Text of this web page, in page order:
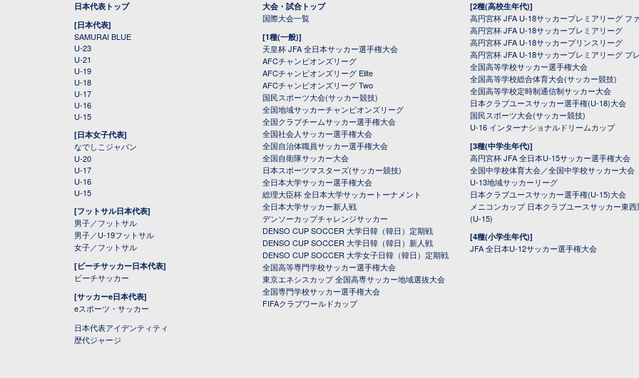
日本代表トップ
[日本代表]
SAMURAI BLUE
U-23
U-21
U-19
U-18
U-17
U-16
U-15
[日本女子代表]
なでしこジャパン
U-20
U-17
U-16
U-15
[フットサル日本代表]
男子／フットサル
男子／U-19フットサル
女子／フットサル
[ビーチサッカー日本代表]
ビーチサッカー
[サッカーe日本代表]
eスポーツ・サッカー
日本代表アイデンティティ
歴代ジャージ
大会・試合トップ
国際大会一覧
[1種(一般)]
天皇杯 JFA 全日本サッカー選手権大会
AFCチャンピオンズリーグ
AFCチャンピオンズリーグ Elite
AFCチャンピオンズリーグ Two
国民スポーツ大会(サッカー競技)
全国地域サッカーチャンピオンズリーグ
全国クラブチームサッカー選手権大会
全国社会人サッカー選手権大会
全国自治体職員サッカー選手権大会
全国自衛隊サッカー大会
日本スポーツマスターズ(サッカー競技)
全日本大学サッカー選手権大会
総理大臣杯 全日本大学サッカートーナメント
全日本大学サッカー新人戦
デンソーカップチャレンジサッカー
DENSO CUP SOCCER 大学日韓（韓日）定期戦
DENSO CUP SOCCER 大学日韓（韓日）新人戦
DENSO CUP SOCCER 大学女子日韓（韓日）定期戦
全国高等専門学校サッカー選手権大会
東京エネシスカップ 全国高専サッカー地域選抜大会
全国専門学校サッカー選手権大会
FIFAクラブワールドカップ
[2種(高校生年代)]
高円宮杯 JFA U-18サッカープレミアリーグ フ
高円宮杯 JFA U-18サッカープレミアリーグ
高円宮杯 JFA U-18サッカープリンスリーグ
高円宮杯 JFA U-18サッカープレミアリーグ プ
全国高等学校サッカー選手権大会
全国高等学校総合体育大会(サッカー競技)
全国高等学校定時制通信制サッカー大会
日本クラブユースサッカー選手権(U-18)大会
国民スポーツ大会(サッカー競技)
U-16 インターナショナルドリームカップ
[3種(中学生年代)]
高円宮杯 JFA 全日本U-15サッカー選手権大会
全国中学校体育大会／全国中学校サッカー大会
U-13地域サッカーリーグ
日本クラブユースサッカー選手権(U-15)大会
メニコンカップ 日本クラブユースサッカー東
(U-15)
[4種(小学生年代)]
JFA 全日本U-12サッカー選手権大会